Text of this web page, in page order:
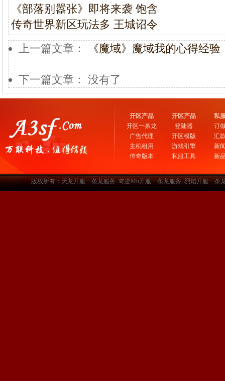
《部落别嚣张》即将来袭 饱含
传奇世界新区玩法多 王城诏令
上一篇文章：
《魔域》魔域我的心得经验
下一篇文章： 没有了
开区产品
开区一条龙
广告代理
主机租用
传奇版本
开区产品
登陆器
开区模版
游戏引擎
私服工具
私
订
汇
新
新
版权所有：天龙开服一条龙服务_奇迹Mu开服一条龙服务_烈焰开服一条